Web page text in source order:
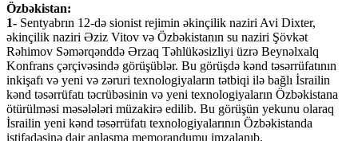
Özbəkistan:
1- Sentyabrın 12-də sionist rejimin əkinçilik naziri Avi Dixter,
əkinçilik naziri Əziz Vitov və Özbəkistanın su naziri Şövkət
Rəhimov Səmərqənddə Ərzaq Təhlükəsizliyi üzrə Beynəlxalq
Konfrans çərçivəsində görüşüblər. Bu görüşdə kənd təsərrüfatının
inkişafı və yeni və zəruri texnologiyaların tətbiqi ilə bağlı İsrailin
kənd təsərrüfatı təcrübəsinin və yeni texnologiyaların Özbəkistana
ötürülməsi məsələləri müzakirə edilib. Bu görüşün yekunu olaraq
İsrailin yeni kənd təsərrüfatı texnologiyalarının Özbəkistanda
istifadəsinə dair anlaşma memorandumu imzalanıb.